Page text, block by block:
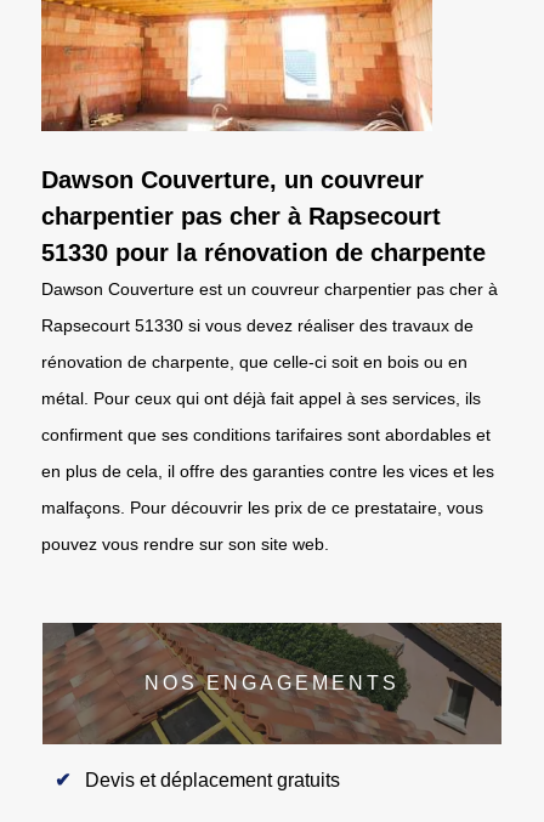
Dawson Couverture, un couvreur
charpentier pas cher à Rapsecourt
51330 pour la rénovation de charpente
Dawson Couverture est un couvreur charpentier pas cher à
Rapsecourt 51330 si vous devez réaliser des travaux de
rénovation de charpente, que celle-ci soit en bois ou en
métal. Pour ceux qui ont déjà fait appel à ses services, ils
confirment que ses conditions tarifaires sont abordables et
en plus de cela, il offre des garanties contre les vices et les
malfaçons. Pour découvrir les prix de ce prestataire, vous
pouvez vous rendre sur son site web.
NOS ENGAGEMENTS
Devis et déplacement gratuits